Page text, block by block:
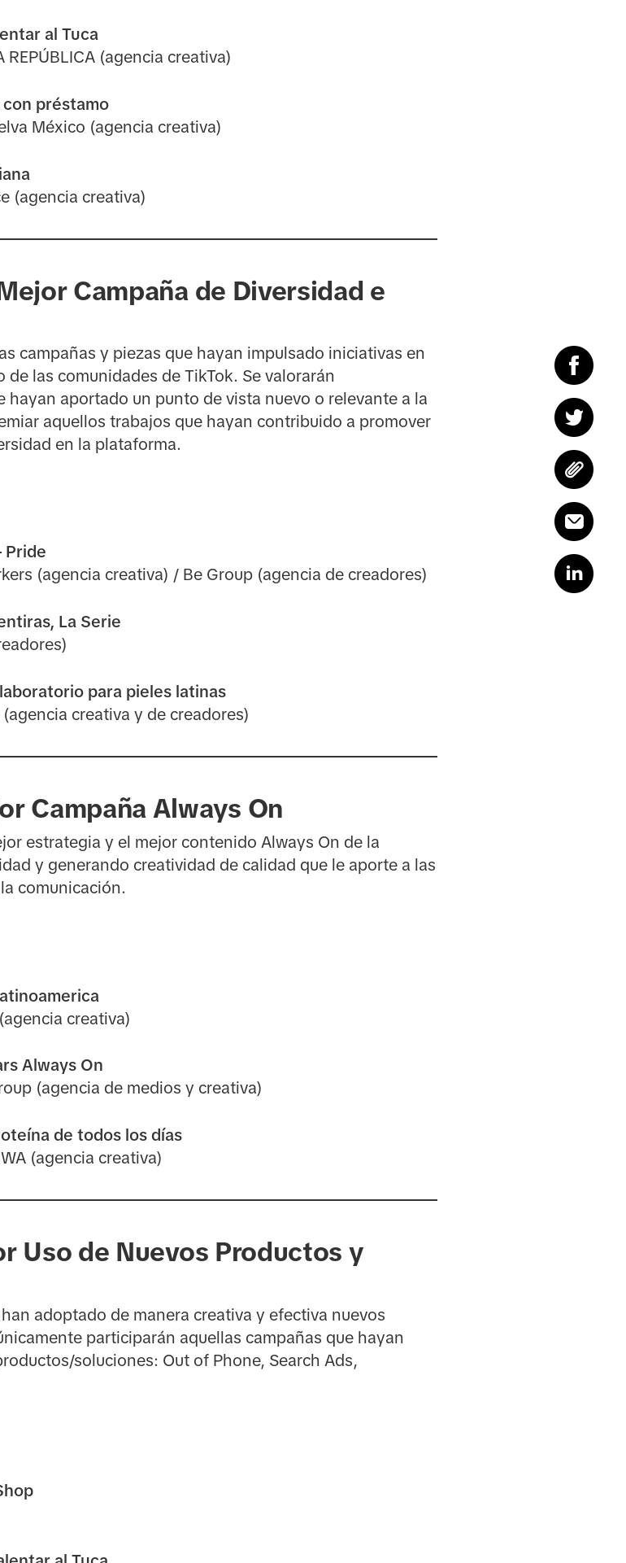
al Tuca
(agencia creativa)
con préstamo
México (agencia creativa)
(agencia creativa)
Campaña de Diversidad e
campañas y piezas que hayan impulsado iniciativas en
las comunidades de TikTok. Se valorarán
hayan aportado un punto de vista nuevo o relevante a la
aquellos trabajos que hayan contribuido a promover
en la plataforma.
Pride
(agencia creativa) / Be Group (agencia de creadores)
La Serie
para pieles latinas
creativa y de creadores)
Campaña Always On
estrategia y el mejor contenido Always On de la
y generando creatividad de calidad que le aporte a las
comunicación.
creativa)
Always On
(agencia de medios y creativa)
de todos los días
(agencia creativa)
Uso de Nuevos Productos y
adoptado de manera creativa y efectiva nuevos
participarán aquellas campañas que hayan
soluciones: Out of Phone, Search Ads,